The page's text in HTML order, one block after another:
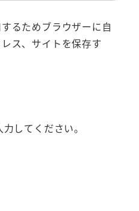
るためブラウザーに自
ス、サイトを保存す
してください。